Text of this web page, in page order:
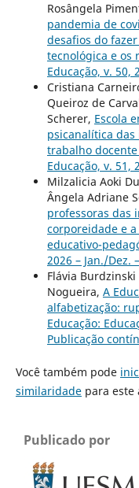
Rosângela
pandemia de
desafios do
tecnológica e os
Educação, v. 50,
Cristiana
Queiroz de
Scherer, Escola
psicanalítica das
trabalho
Educação, v. 51,
Milzalicia Aoki
Ângela Adriane
professoras das
corporeidade e
educativo-
2026 – Jan./Dez.
Flávia
Nogueira, A
alfabetização:
Educação:
Publicação
Você também pode
similaridadepara este
Publicado por